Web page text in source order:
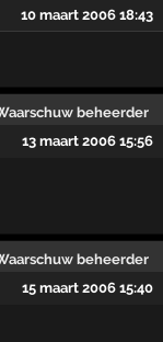
10 maart 2006 18:43
13 maart 2006 15:56
15 maart 2006 15:40